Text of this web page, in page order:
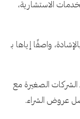
الاستشارية،
بالإشادة، واصفًا إياها بـ
الصغيرة مع
عروض الشراء.